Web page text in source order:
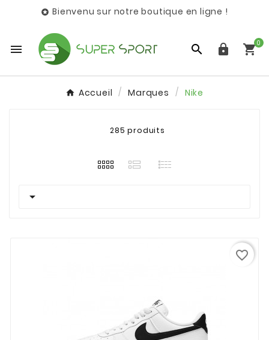
 Bienvenu sur notre boutique en ligne !
   0
Accueil Marques Nike
285 produits

favorite_border